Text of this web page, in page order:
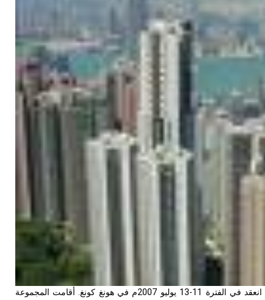
شارك مركز أنقرة في "مؤتمر ومعرض رواد آسيا الباسفيكية للمحترفين في التعليم،" الذي انعقد في الفترة 11-13 يوليو 2007م في هونغ كونغ. أقامت المجموعة